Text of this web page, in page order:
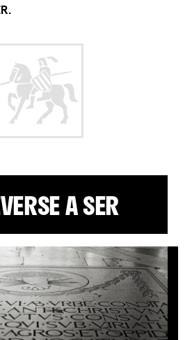
A SER